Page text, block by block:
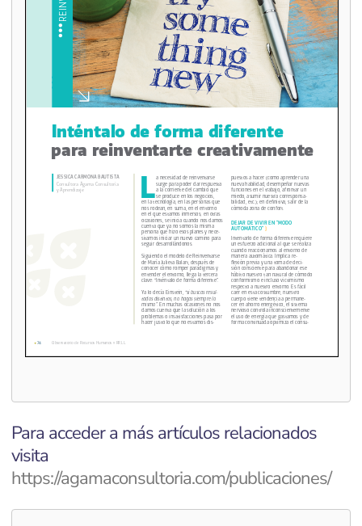
Para acceder a más artículos relacionados
visita
https://agamaconsultoria.com/publicaciones/